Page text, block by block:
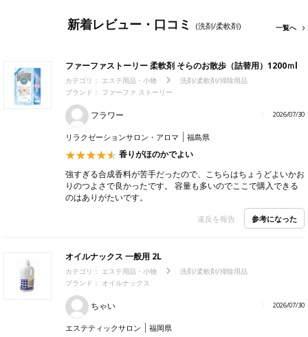
新着レビュー・口コミ (洗剤/柔軟剤) 一覧へ
ファーファストーリー 柔軟剤 そらのお散歩（詰替用）1200ｍl
カテゴリ： エステ用品・小物
洗剤/柔軟剤/掃除用品
ブランド： ファーファ ストーリー
フラワー 2026/07/30
リラクゼーションサロン・アロマ 福島県
香りがほのかでよい
強すぎる合成香料が苦手だったので、こちらはちょうどよいかお
りのつよさで良かったです。 容量も多いのでここで購入できる
のはありがたいです。
違反を報告 参考になった
オイルナックス 一般用 2L
カテゴリ： エステ用品・小物
洗剤/柔軟剤/掃除用品
ブランド： オイルナックス
ちゃい 2026/07/30
エステティックサロン 福岡県